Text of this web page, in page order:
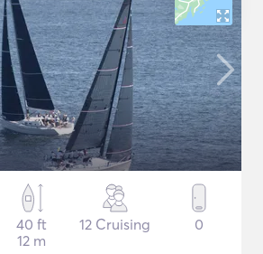
40 ft
12 m
12 Cruising 0